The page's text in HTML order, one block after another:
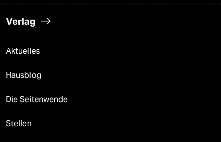
Verlag
Aktuelles
Hausblog
Die Seitenwende
Stellen